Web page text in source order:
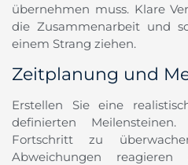
übernehmen muss. Klare
die Zusammenarbeit und
einem Strang ziehen.
Zeitplanung und
Erstellen Sie eine
definierten
Fortschritt zu
Abweichungen